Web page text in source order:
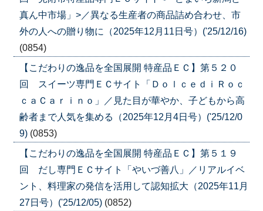
真ん中市場」>／異なる生産者の商品詰め合わせ、市
外の人への贈り物に（2025年12月11日号）('25/12/16)
(0854)
【こだわりの逸品を全国展開 特産品ＥＣ】第５２０
回 スイーツ専門ＥＣサイト「ＤｏｌｃｅｄｉＲｏｃ
ｃａＣａｒｉｎｏ」／見た目が華やか、子どもから高
齢者まで人気を集める（2025年12月4日号）('25/12/0
9) (0853)
【こだわりの逸品を全国展開 特産品ＥＣ】第５１９
回 だし専門ＥＣサイト「やいづ善八」／リアルイベ
ント、料理家の発信を活用して認知拡大（2025年11月
27日号）('25/12/05) (0852)